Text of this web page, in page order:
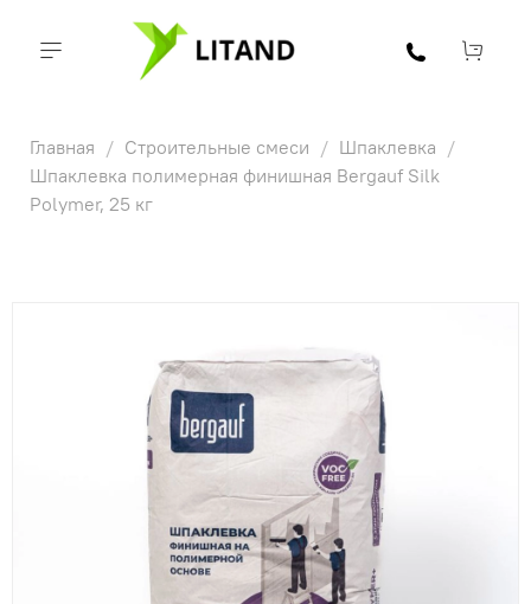
Главная Строительные смеси
Шпаклевка
Шпаклевка полимерная финишная Bergauf Silk
Polymer, 25 кг